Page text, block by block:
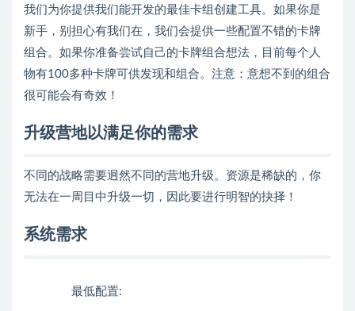
我们为你提供我们能开发的最佳卡组创建工具。如果你是
新手，别担心有我们在，我们会提供一些配置不错的卡牌
组合。如果你准备尝试自己的卡牌组合想法，目前每个人
物有100多种卡牌可供发现和组合。注意：意想不到的组合
很可能会有奇效！
升级营地以满足你的需求
不同的战略需要迥然不同的营地升级。资源是稀缺的，你
无法在一周目中升级一切，因此要进行明智的抉择！
系统需求
最低配置: